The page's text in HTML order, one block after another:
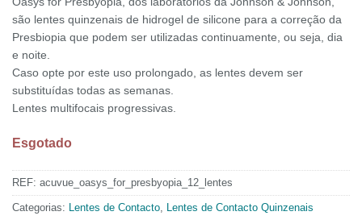
são lentes quinzenais de hidrogel de silicone para a correção da
Presbiopia que podem ser utilizadas continuamente, ou seja, dia
e noite.
Caso opte por este uso prolongado, as lentes devem ser
substituídas todas as semanas.
Lentes multifocais progressivas.
Esgotado
REF: acuvue_oasys_for_presbyopia_12_lentes
Categorias: Lentes de Contacto Lentes de Contacto Quinzenais